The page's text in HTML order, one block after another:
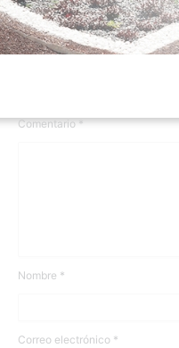
Deja una respuesta
Comentario*
Nombre *
Correo electrónico *